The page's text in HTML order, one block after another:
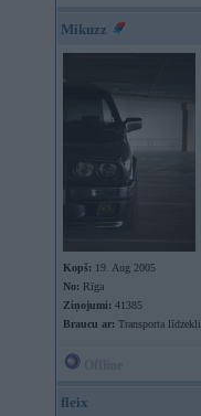
Mikuzz
Kopš: 19. Aug 2005
No: Rīga
Ziņojumi: 41385
Braucu ar: Transporta līdzekli
fleix